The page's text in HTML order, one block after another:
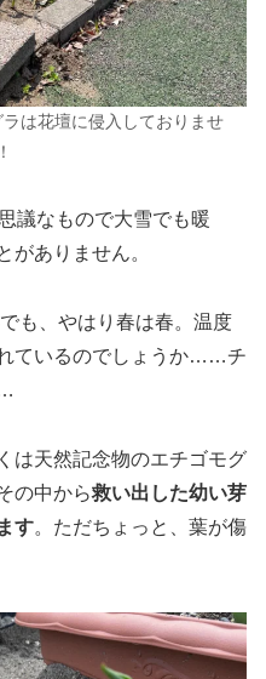
は花壇に侵入しておりませ
議なもので大雪でも暖
がありません。
も、やはり春は春。温度
ているのでしょうか……チ
は天然記念物のエチゴモグ
の中から救い出した幼い芽
す。ただちょっと、葉が傷